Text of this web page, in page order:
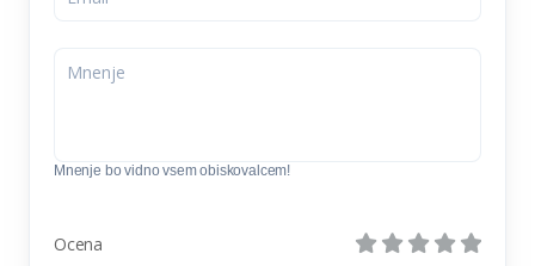
Mnenje bo vidno vsem obiskovalcem!
Ocena